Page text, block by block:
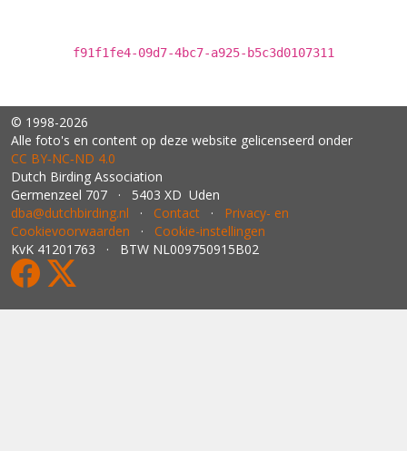
f91f1fe4-09d7-4bc7-a925-b5c3d0107311
© 1998-2026
Alle foto's en content op deze website gelicenseerd onder
CC BY‑NC‑ND 4.0
Dutch Birding Association
Germenzeel 707 · 5403 XD Uden
dba@dutchbirding.nl · Contact · Privacy- en
Cookievoorwaarden · Cookie-instellingen
KvK 41201763 · BTW NL009750915B02